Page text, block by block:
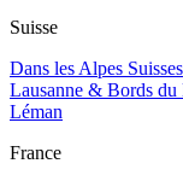
Suisse
Dans les Alpes Suisses
Lausanne & Bords du
Léman
France